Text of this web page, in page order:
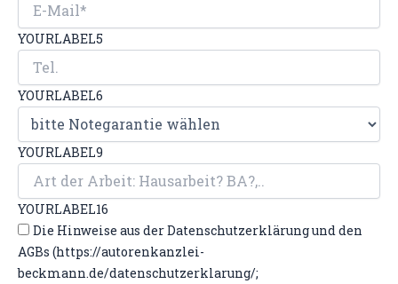
YOURLABEL5
YOURLABEL6
YOURLABEL9
YOURLABEL16
Die Hinweise aus der Datenschutzerklärung und den
AGBs (https://autorenkanzlei-
beckmann.de/datenschutzerklarung/;